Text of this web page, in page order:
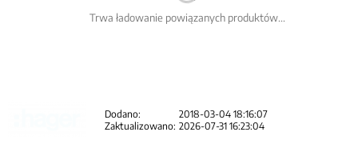
Trwa ładowanie powiązanych produktów...
Dodano:
2018-03-04 18:16:07
Zaktualizowano: 2026-07-31 16:23:04